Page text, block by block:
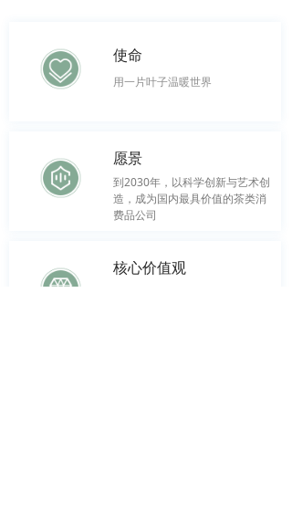
使命
用一片叶子温暖世界
愿景
到2030年，以科学创新与艺术创
造，成为国内最具价值的茶类消
费品公司
核心价值观